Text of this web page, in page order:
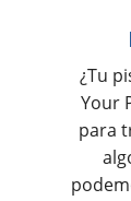
¿Tu
Your
para